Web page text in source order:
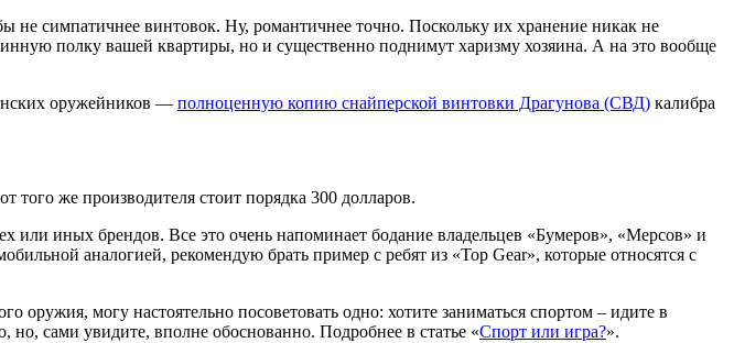
не симпатичнее винтовок. Ну, романтичнее точно. Поскольку их хранение никак не
полку вашей квартиры, но и существенно поднимут харизму хозяина. А на это вообще
оружейников — полноценную копию снайперской винтовки Драгунова (СВД) калибра
того же производителя стоит порядка 300 долларов.
или иных брендов. Все это очень напоминает бодание владельцев «Бумеров», «Мерсов» и
аналогией, рекомендую брать пример с ребят из «Top Gear», которые относятся с
оружия, могу настоятельно посоветовать одно: хотите заниматься спортом – идите в
сами увидите, вполне обоснованно. Подробнее в статье «Спорт или игра?».